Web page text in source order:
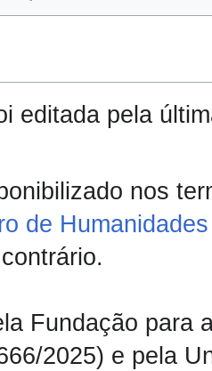
editada pela
nos
de
Fundação para
2025) e pela